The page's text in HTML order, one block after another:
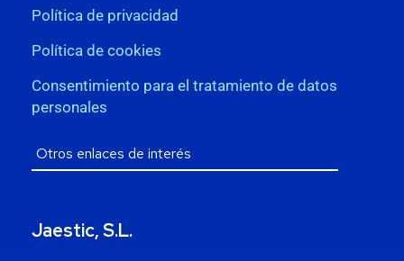
Política de privacidad
Política de cookies
Consentimiento para el tratamiento de datos
personales
Jaestic, S.L.